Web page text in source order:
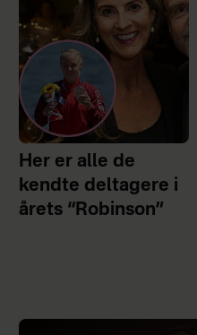
Her er alle de
kendte deltagere i
årets “Robinson”